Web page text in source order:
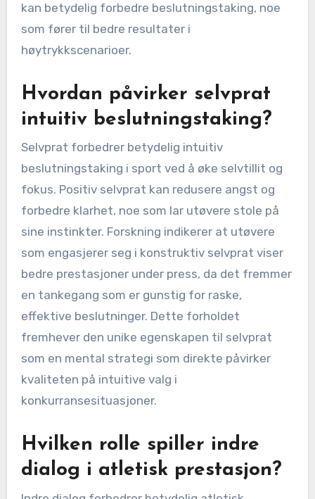
kan betydelig forbedre beslutningstaking, noe
som fører til bedre resultater i
høytrykkscenarioer.
Hvordan påvirker selvprat
intuitiv beslutningstaking?
Selvprat forbedrer betydelig intuitiv
beslutningstaking i sport ved å øke selvtillit og
fokus. Positiv selvprat kan redusere angst og
forbedre klarhet, noe som lar utøvere stole på
sine instinkter. Forskning indikerer at utøvere
som engasjerer seg i konstruktiv selvprat viser
bedre prestasjoner under press, da det fremmer
en tankegang som er gunstig for raske,
effektive beslutninger. Dette forholdet
fremhever den unike egenskapen til selvprat
som en mental strategi som direkte påvirker
kvaliteten på intuitive valg i
konkurransesituasjoner.
Hvilken rolle spiller indre
dialog i atletisk prestasjon?